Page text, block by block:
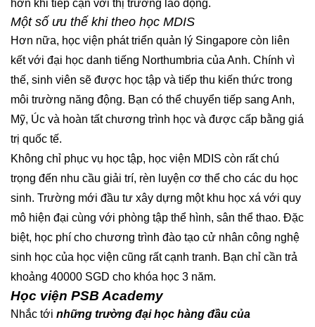
hơn khi tiếp cận với thị trường lao động.
Một số ưu thế khi theo học MDIS
Hơn nữa, học viện phát triển quản lý Singapore còn liên
kết với đại học danh tiếng Northumbria của Anh. Chính vì
thế, sinh viên sẽ được học tập và tiếp thu kiến thức trong
môi trường năng động. Bạn có thể chuyển tiếp sang Anh,
Mỹ, Úc và hoàn tất chương trình học và được cấp bằng giá
trị quốc tế.
Không chỉ phục vụ học tập, học viện MDIS còn rất chú
trọng đến nhu cầu giải trí, rèn luyện cơ thể cho các du học
sinh. Trường mới đầu tư xây dựng một khu học xá với quy
mô hiện đại cùng với phòng tập thể hình, sân thể thao. Đặc
biệt, học phí cho chương trình đào tạo cử nhân công nghệ
sinh học của học viện cũng rất cạnh tranh. Bạn chỉ cần trả
khoảng 40000 SGD cho khóa học 3 năm.
Học viện PSB Academy
Nhắc tới những trường đại học hàng đầu của